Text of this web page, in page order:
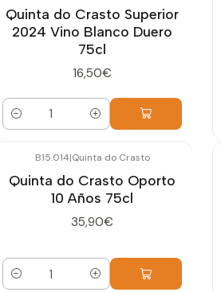
Quinta do Crasto Superior
2024 Vino Blanco Duero
75cl
16,50€
Cantidad
B15.014|Quinta do Crasto
Quinta do Crasto Oporto
10 Años 75cl
35,90€
Cantidad